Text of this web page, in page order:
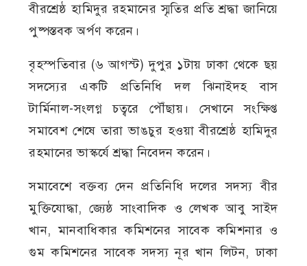
বীরশ্রেষ্ঠ হামিদুর রহমানের স্মৃতির প্রতি শ্রদ্ধা জানিয়ে
পুষ্পস্তবক অর্পণ করেন।
বৃহস্পতিবার (৬ আগস্ট) দুপুর ১টায় ঢাকা থেকে ছয়
সদস্যের একটি প্রতিনিধি দল ঝিনাইদহ বাস
টার্মিনাল-সংলগ্ন চত্বরে পৌঁছায়। সেখানে সংক্ষিপ্ত
সমাবেশ শেষে তারা ভাঙচুর হওয়া বীরশ্রেষ্ঠ হামিদুর
রহমানের ভাস্কর্যে শ্রদ্ধা নিবেদন করেন।
সমাবেশে বক্তব্য দেন প্রতিনিধি দলের সদস্য বীর
মুক্তিযোদ্ধা, জ্যেষ্ঠ সাংবাদিক ও লেখক আবু সাইদ
খান, মানবাধিকার কমিশনের সাবেক কমিশনার ও
গুম কমিশনের সাবেক সদস্য নূর খান লিটন, ঢাকা